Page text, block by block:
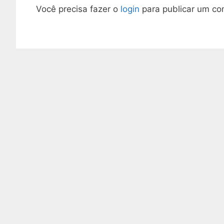
Você precisa fazer o login para publicar um